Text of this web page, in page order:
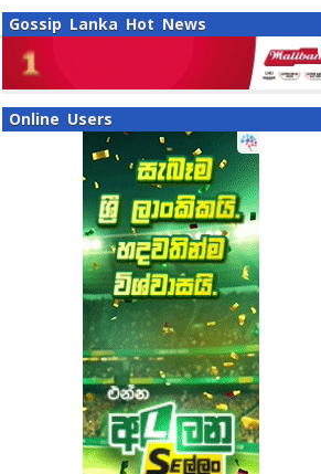
Gossip Lanka Hot News
Online Users